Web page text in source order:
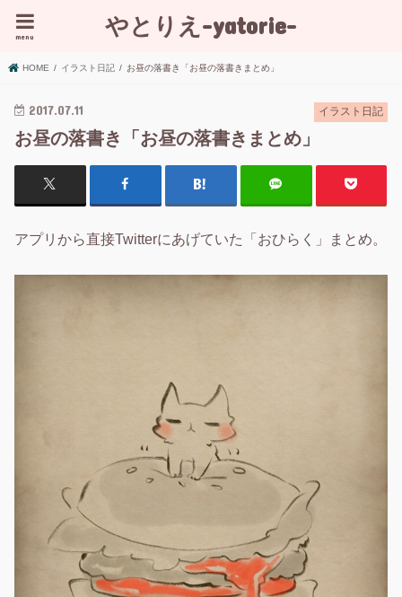
やとりえ-yatorie-
menu
HOME イラスト日記 お昼の落書き「お昼の落書きまとめ」
イラスト日記
2017.07.11
お昼の落書き「お昼の落書きまとめ」
アプリから直接Twitterにあげていた「おひらく」まとめ。